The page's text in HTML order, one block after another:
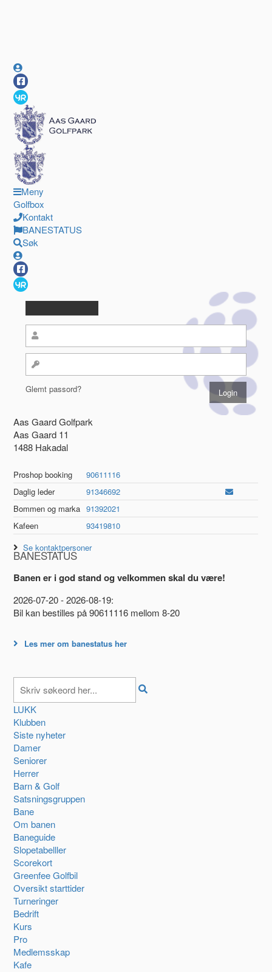
Meny
Golfbox
Kontakt
BANESTATUS
Søk
Glemt passord?
Aas Gaard Golfpark
Aas Gaard 11
1488 Hakadal
Proshop booking
90611116
Daglig leder
91346692
Bommen og marka 91392021
Kafeen
93419810
Se kontaktpersoner
BANESTATUS
Banen er i god stand og velkommen skal du være!
2026-07-20 - 2026-08-19:
Bil kan bestilles på 90611116 mellom 8-20
Les mer om banestatus her
LUKK
Klubben
Siste nyheter
Damer
Seniorer
Herrer
Barn & Golf
Satsningsgruppen
Bane
Om banen
Baneguide
Slopetabelller
Scorekort
Greenfee Golfbil
Oversikt starttider
Turneringer
Bedrift
Kurs
Pro
Medlemsskap
Kafe